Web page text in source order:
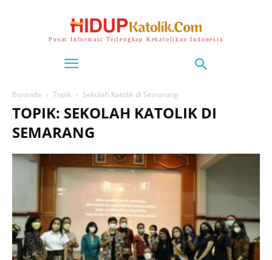
Pusat Informasi Terlengkap Kekatolikan Indonesia
Beranda Topik Sekolah Katolik di Semarang
TOPIK: SEKOLAH KATOLIK DI
SEMARANG